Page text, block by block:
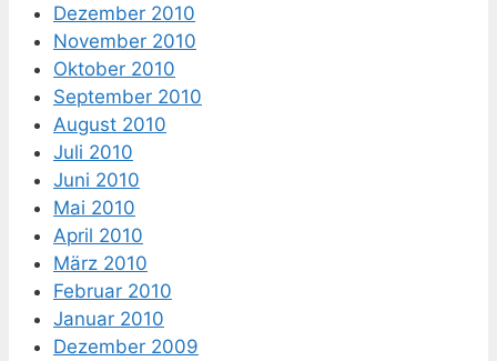
Dezember 2010
November 2010
Oktober 2010
September 2010
August 2010
Juli 2010
Juni 2010
Mai 2010
April 2010
März 2010
Februar 2010
Januar 2010
Dezember 2009